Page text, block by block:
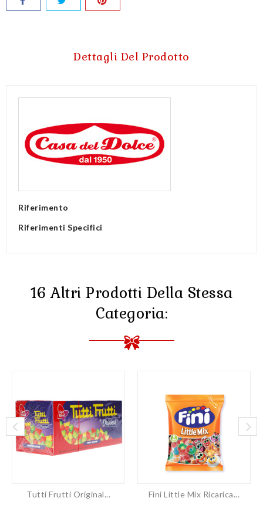
Dettagli Del Prodotto
Riferimento
Riferimenti Specifici
16 Altri Prodotti Della Stessa
Categoria:
Tutti Frutti Original... Fini Little Mix Ricarica...